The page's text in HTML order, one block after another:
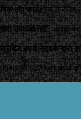
पिक अप कार्ड:इस क्रेडिट
सेवा उपलब्ध नहीं:आपके बैंक
क्रेडिट कार्ड नेटवर्क द्वारा
888-596-9279 पर कॉल